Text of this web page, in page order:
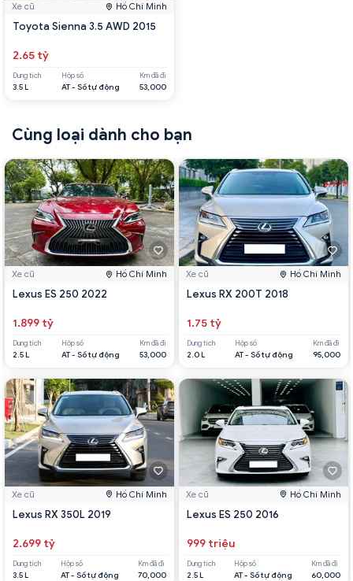
Xe cũ Hồ Chí Minh
Toyota Sienna 3.5 AWD 2015
2.65 tỷ
Dung tích
3.5 L
Hộp số
AT - Số tự động
Km đã đi
53,000
Cùng loại dành cho bạn
Xe cũ Hồ Chí Minh
Lexus ES 250 2022
1.899 tỷ
Dung tích
2.5 L
Hộp số
AT - Số tự động
Km đã đi
53,000
Xe cũ Hồ Chí Minh
Lexus RX 350L 2019
2.699 tỷ
Dung tích
3.5 L
Hộp số
AT - Số tự động
Km đã đi
70,000
Xe cũ Hồ Chí Minh
Lexus RX 200T 2018
1.75 tỷ
Dung tích
2.0 L
Hộp số
AT - Số tự động
Km đã đi
95,000
Xe cũ Hồ Chí Minh
Lexus ES 250 2016
999 triệu
Dung tích
2.5 L
Hộp số
AT - Số tự động
Km đã đi
60,000